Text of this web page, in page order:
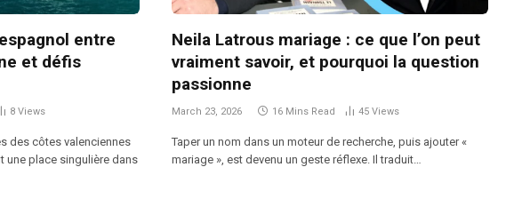
entre
et défis
8 Views
des côtes valenciennes
une place singulière dans
Neila Latrous mariage : ce que l’on peut
vraiment savoir, et pourquoi la question
passionne
March 23, 2026 16 Mins Read 45 Views
Taper un nom dans un moteur de recherche, puis ajouter «
mariage », est devenu un geste réflexe. Il traduit…